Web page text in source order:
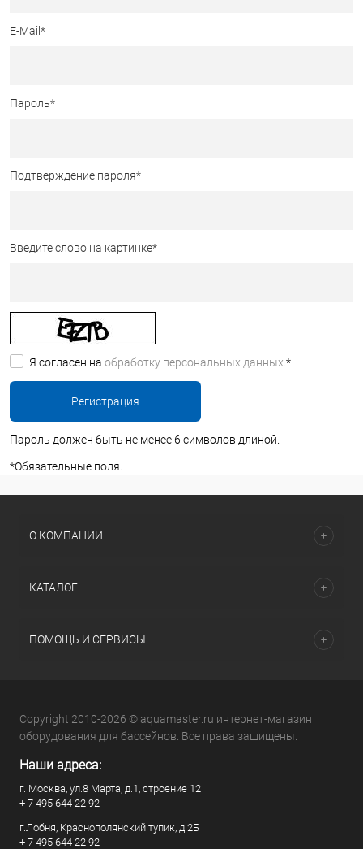
E-Mail *
Пароль*
Подтверждение пароля*
Введите слово на картинке*
Я согласен на обработку персональных данных. *
Пароль должен быть не менее 6 символов длиной.
*Обязательные поля.
О КОМПАНИИ
КАТАЛОГ
ПОМОЩЬ И СЕРВИСЫ
Copyright 2010-2026 © aquamaster.ru интернет-магазин
оборудования для бассейнов. Все права защищены.
Наши адреса:
г. Москва, ул.8 Марта, д.1, строение 12
+ 7 495 644 22 92
г.Лобня, Краснополянский тупик, д.2Б
+ 7 495 644 22 92